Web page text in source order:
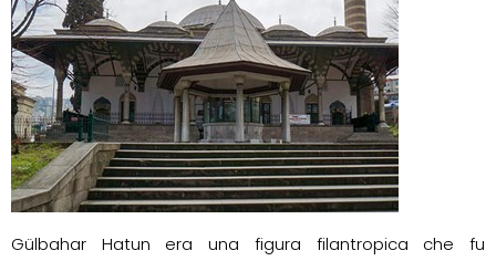
Gülbahar Hatun era una figura filantropica che fu